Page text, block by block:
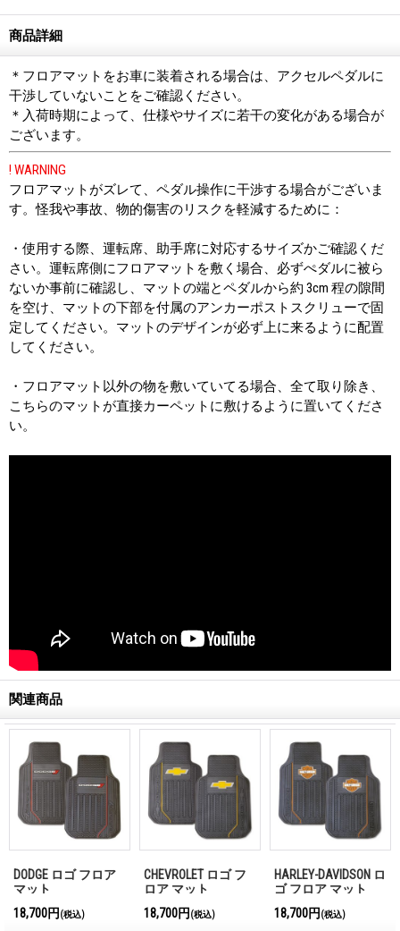
商品詳細
＊フロアマットをお車に装着される場合は、アクセルペダルに
干渉していないことをご確認ください。
＊入荷時期によって、仕様やサイズに若干の変化がある場合が
ございます。
! WARNING
フロアマットがズレて、ペダル操作に干渉する場合がございま
す。怪我や事故、物的傷害のリスクを軽減するために：
・使用する際、運転席、助手席に対応するサイズかご確認くだ
さい。運転席側にフロアマットを敷く場合、必ずぺダルに被ら
ないか事前に確認し、マットの端とペダルから約 3cm 程の隙間
を空け、マットの下部を付属のアンカーポストスクリューで固
定してください。マットのデザインが必ず上に来るように配置
してください。
・フロアマット以外の物を敷いていてる場合、全て取り除き、
こちらのマットが直接カーペットに敷けるように置いてくださ
い。
関連商品
DODGE ロゴ フロア
マット
18,700円(税込)
CHEVROLET ロゴ フ
ロア マット
18,700円(税込)
HARLEY-DAVIDSON ロ
ゴ フロア マット
18,700円(税込)